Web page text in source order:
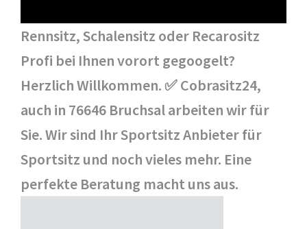
Rennsitz, Schalensitz oder Recarositz
Profi bei Ihnen vorort gegoogelt?
Herzlich Willkommen. ✅ Cobrasitz24,
auch in 76646 Bruchsal arbeiten wir für
Sie. Wir sind Ihr Sportsitz Anbieter für
Sportsitz und noch vieles mehr. Eine
perfekte Beratung macht uns aus.